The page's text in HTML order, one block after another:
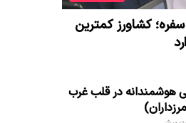
کشاورز کمترین
هوشمندانه در قلب غرب